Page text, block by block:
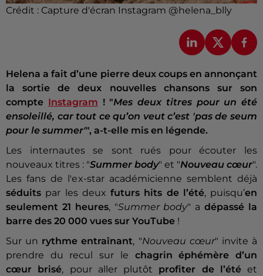
Crédit : Capture d'écran Instagram @helena_blly
Helena a fait d’une pierre deux coups en annonçant
la sortie de deux nouvelles chansons sur son
compte Instagram ! "Mes deux titres pour un été
ensoleillé, car tout ce qu’on veut c’est 'pas de seum
pour le summer'", a-t-elle mis en légende.
Les internautes se sont rués pour écouter les
nouveaux titres : "Summer body" et "Nouveau cœur".
Les fans de l'ex-star académicienne semblent déjà
séduits par les deux futurs hits de l’été, puisqu’en
seulement 21 heures, "Summer body" adépassé la
barre des 20 000 vues sur YouTube !
Sur un rythme entraînant, "Nouveau cœur" invite à
prendre du recul sur le chagrin éphémère d’un
cœur brisé, pour aller plutôt profiter de l’étéet